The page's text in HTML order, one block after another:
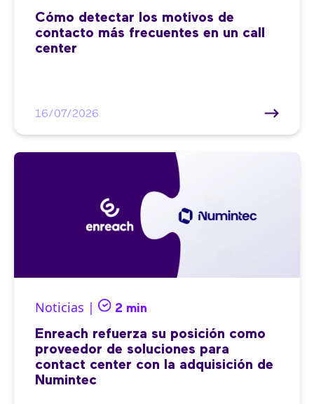
Cómo detectar los motivos de
contacto más frecuentes en un call
center
16/07/2026
Noticias | 2 min
Enreach refuerza su posición como
proveedor de soluciones para
contact center con la adquisición de
Numintec